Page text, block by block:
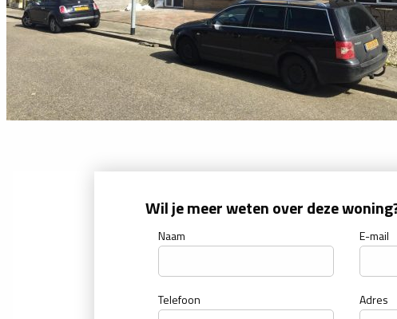
Wil je meer weten over deze
Naam E-mail
Telefoon Adres